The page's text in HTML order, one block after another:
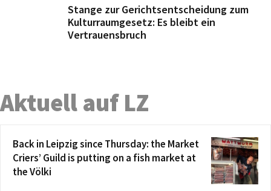
Stange zur Gerichtsentscheidung zum
Kulturraumgesetz: Es bleibt ein
Vertrauensbruch
Aktuell auf LZ
Back in Leipzig since Thursday: the Market
Criers’ Guild is putting on a fish market at
the Völki